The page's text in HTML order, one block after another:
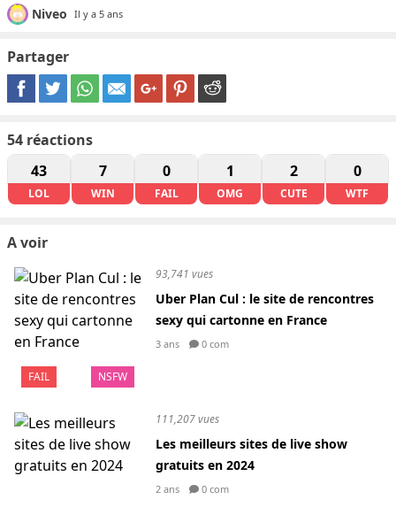
Niveo Il y a 5 ans
Partager
54 réactions
43
LOL
7
WIN
0
FAIL
1
OMG
2
CUTE
0
WTF
A voir
FAIL NSFW
93,741 vues
Uber Plan Cul : le site de rencontres
sexy qui cartonne en France
3 ans 0 com
111,207 vues
Les meilleurs sites de live show
gratuits en 2024
2 ans 0 com